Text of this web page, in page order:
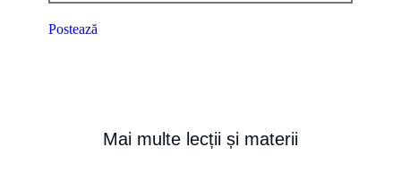
Postează
Mai multe lecții și materii